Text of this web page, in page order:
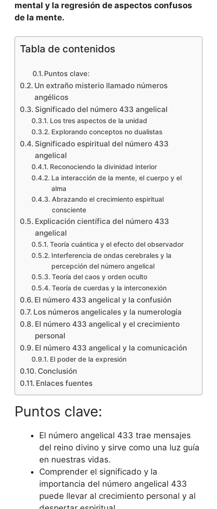
mental y la regresión de aspectos confusos
de la mente.
Tabla de contenidos
Puntos clave:
Un extraño misterio llamado números
angélicos
Significado del número 433 angelical
Los tres aspectos de la unidad
Explorando conceptos no dualistas
Significado espiritual del número 433
angelical
Reconociendo la divinidad interior
La interacción de la mente, el cuerpo y el
alma
Abrazando el crecimiento espiritual
consciente
Explicación científica del número 433
angelical
Teoría cuántica y el efecto del observador
Interferencia de ondas cerebrales y la
percepción del número angelical
Teoría del caos y orden oculto
Teoría de cuerdas y la interconexión
El número 433 angelical y la confusión
Los números angelicales y la numerología
El número 433 angelical y el crecimiento
personal
El número 433 angelical y la comunicación
El poder de la expresión
Conclusión
Enlaces fuentes
Puntos clave:
El número angelical 433 trae mensajes
del reino divino y sirve como una luz guía
en nuestras vidas.
Comprender el significado y la
importancia del número angelical 433
puede llevar al crecimiento personal y al